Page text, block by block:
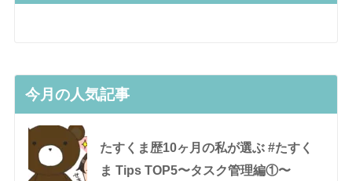
今月の人気記事
たすくま歴10ヶ月の私が選ぶ #たすく
ま Tips TOP5〜タスク管理編①〜